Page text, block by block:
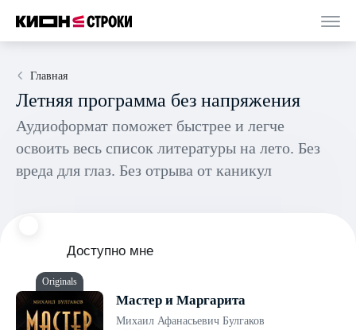
Главная
Летняя программа без напряжения
Аудиоформат поможет быстрее и легче
освоить весь список литературы на лето. Без
вреда для глаз. Без отрыва от каникул
Доступно мне
Originals
Мастер и Маргарита
Михаил Афанасьевич Булгаков